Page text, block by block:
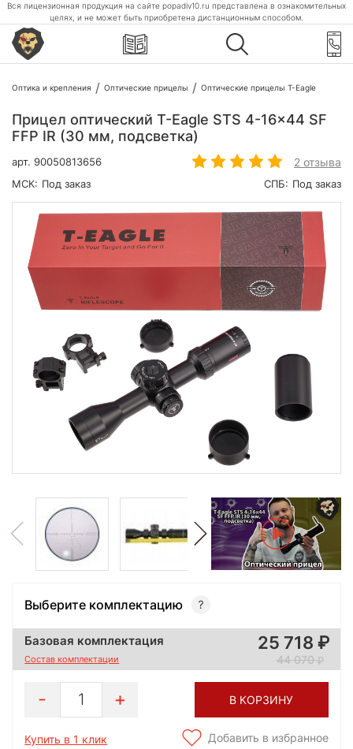
Вся лицензионная продукция на сайте popadiv10.ru представлена в ознакомительных
целях, и не может быть приобретена дистанционным способом.
Оптика и крепления Оптические прицелы Оптические прицелы T-Eagle
Прицел оптический T-Eagle STS 4-16x44 SF
FFP IR (30 мм, подсветка)
арт. 90050813656 2 отзыва
МСК: Под заказ СПБ: Под заказ
Выберите комплектацию
Базовая комплектация
Состав комплектации
25 718
44 070
1 В КОРЗИНУ
Купить в 1 клик
Добавить в избранное